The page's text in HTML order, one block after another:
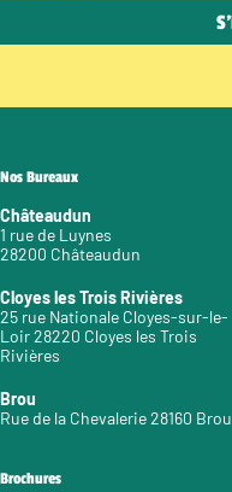
Nos Bureaux
Châteaudun
1 rue de Luynes
28200 Châteaudun
Cloyes les Trois Rivières
25 rue Nationale Cloyes-sur-le-
Loir 28220 Cloyes les Trois
Rivières
Brou
Rue de la Chevalerie 28160 Brou
Brochures